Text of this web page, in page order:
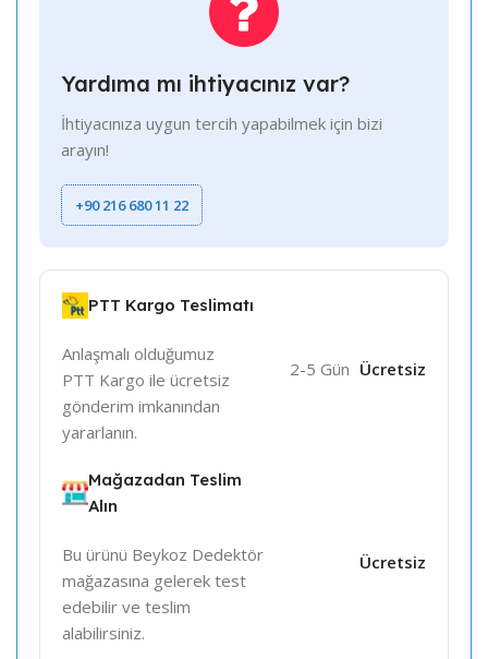
Yardıma mı ihtiyacınız var?
İhtiyacınıza uygun tercih yapabilmek için bizi
arayın!
+90 216 680 11 22
PTT Kargo Teslimatı
Anlaşmalı olduğumuz
PTT Kargo ile ücretsiz
gönderim imkanından
yararlanın.
2-5 Gün Ücretsiz
Mağazadan Teslim
Alın
Bu ürünü Beykoz Dedektör
mağazasına gelerek test
edebilir ve teslim
alabilirsiniz.
Ücretsiz